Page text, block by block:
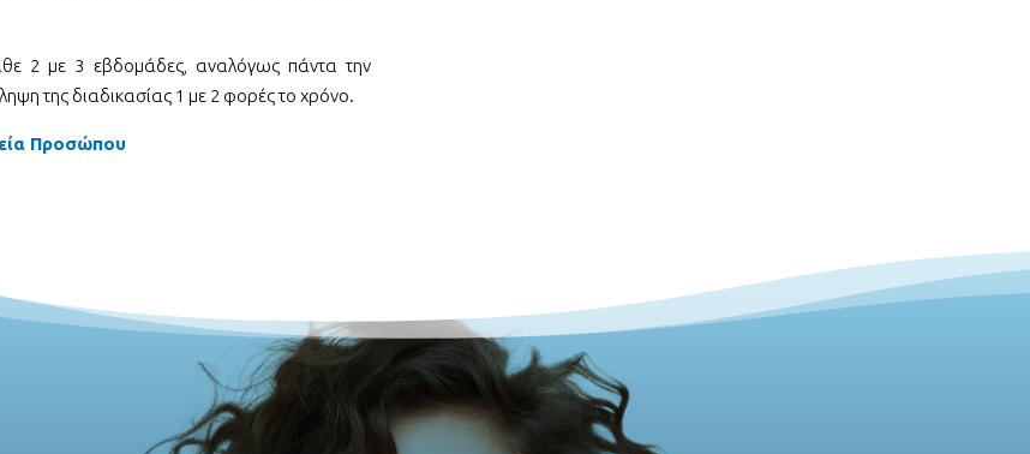
2 με 3 εβδομάδες, αναλόγως πάντα την
της διαδικασίας 1 με 2 φορές το χρόνο.
Προσώπου